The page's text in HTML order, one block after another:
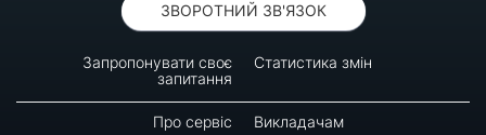
ЗВОРОТНИЙ ЗВ'ЯЗОК
Запропонувати своє
запитання
Статистика змін
Про сервіс Викладачам